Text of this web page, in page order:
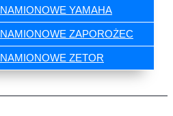
YAMAHA
ZAPOROŻEC
ZETOR